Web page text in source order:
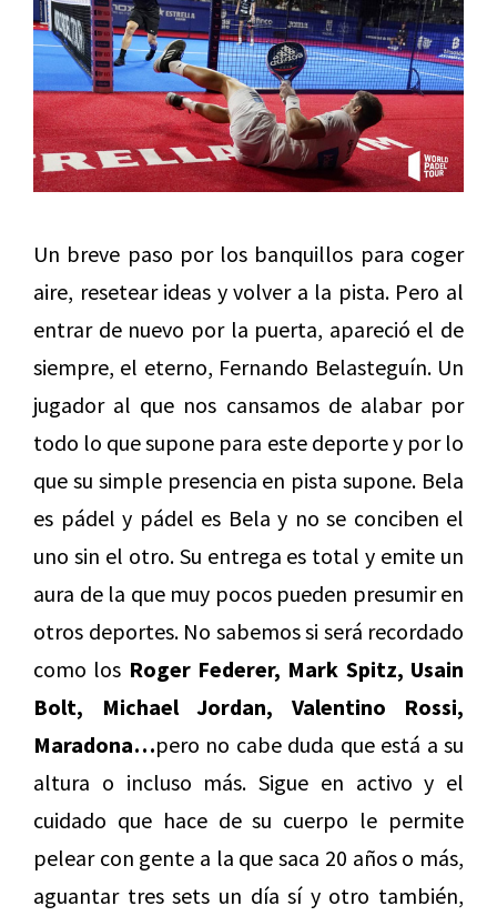
Un breve paso por los banquillos para coger
aire, resetear ideas y volver a la pista. Pero al
entrar de nuevo por la puerta, apareció el de
siempre, el eterno, Fernando Belasteguín. Un
jugador al que nos cansamos de alabar por
todo lo que supone para este deporte y por lo
que su simple presencia en pista supone. Bela
es pádel y pádel es Bela y no se conciben el
uno sin el otro. Su entrega es total y emite un
aura de la que muy pocos pueden presumir en
otros deportes. No sabemos si será recordado
como los Roger Federer, Mark Spitz, Usain
Bolt, Michael Jordan, Valentino Rossi,
Maradona…pero no cabe duda que está a su
altura o incluso más. Sigue en activo y el
cuidado que hace de su cuerpo le permite
pelear con gente a la que saca 20 años o más,
aguantar tres sets un día sí y otro también,